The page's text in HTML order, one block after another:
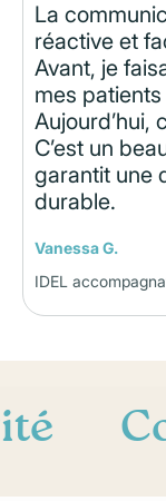
La
réactive et
Avant, je
mes
Aujourd’hui,
C’est un
garantit une
durable.
Vanessa G.
IDEL